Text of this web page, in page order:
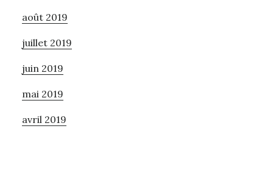
août 2019
juillet 2019
juin 2019
mai 2019
avril 2019